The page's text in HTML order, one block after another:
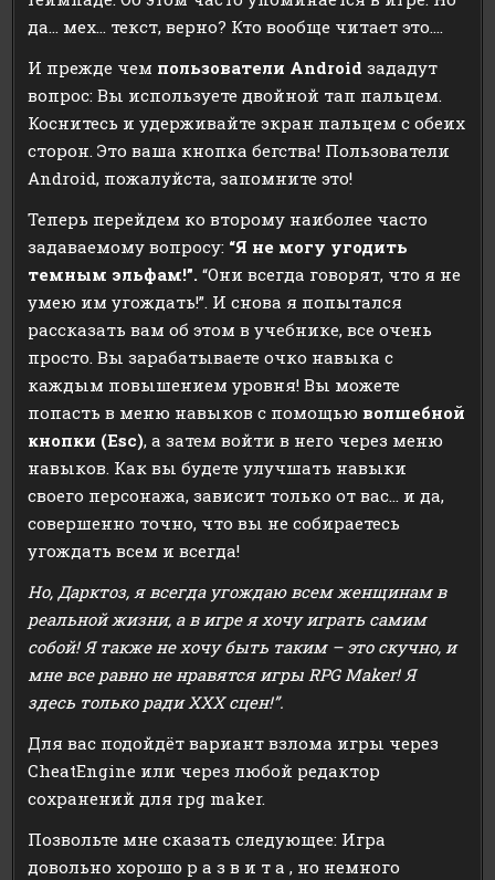
да… мех… текст, верно? Кто вообще читает это….
И прежде чем пользователи Androidзададут
вопрос: Вы используете двойной тап пальцем.
Коснитесь и удерживайте экран пальцем с обеих
сторон. Это ваша кнопка бегства! Пользователи
Android, пожалуйста, запомните это!
Теперь перейдем ко второму наиболее часто
задаваемому вопросу: “Я не могу угодить
темным эльфам!”.“Они всегда говорят, что я не
умею им угождать!”. И снова я попытался
рассказать вам об этом в учебнике, все очень
просто. Вы зарабатываете очко навыка с
каждым повышением уровня! Вы можете
попасть в меню навыков с помощьюволшебной
кнопки (Esc), а затем войти в него через меню
навыков. Как вы будете улучшать навыки
своего персонажа, зависит только от вас… и да,
совершенно точно, что вы не собираетесь
угождать всем и всегда!
Но, Дарктоз, я всегда угождаю всем женщинам в
реальной жизни, а в игре я хочу играть самим
собой! Я также не хочу быть таким – это скучно, и
мне все равно не нравятся игры RPG Maker! Я
здесь только ради XXX сцен!”.
Для вас подойдёт вариант взлома игры через
CheatEngine или через любой редактор
сохранений для rpg maker.
Позвольте мне сказать следующее: Игра
довольно хорошо р а з в и т а , но немного